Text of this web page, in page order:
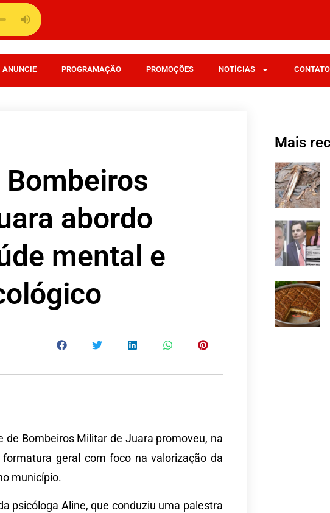
ANUNCIE PROGRAMAÇÃO PROMOÇÕES NOTÍCIAS CONTATO
abordo
mental e
de Bombeiros Militar de Juara promoveu, na
geral com foco na valorização da
município.
psicóloga Aline, que conduziu uma palestra
Mais